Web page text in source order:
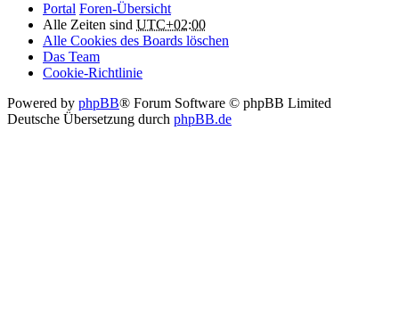
Portal Foren-Übersicht
Alle Zeiten sind UTC+02:00
Alle Cookies des Boards löschen
Das Team
Cookie-Richtlinie
Powered by phpBB® Forum Software © phpBB Limited
Deutsche Übersetzung durch phpBB.de